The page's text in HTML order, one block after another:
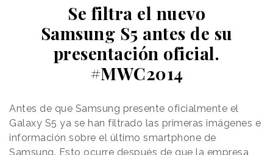
Se filtra el nuevo
Samsung S5 antes de su
presentación oficial.
#MWC2014
Antes de que Samsung presente oficialmente el
Galaxy S5 ya se han filtrado las primeras imágenes e
información sobre el último smartphone de
Samsung. Esto ocurre después de que la empresa